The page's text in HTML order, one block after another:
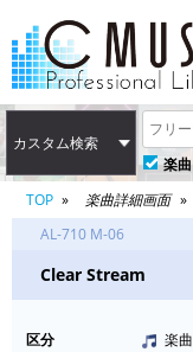
カスタム検索
楽曲
TOP
楽曲詳細画面
AL-710 M-06
Clear Stream
区分
楽曲